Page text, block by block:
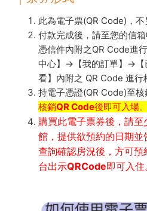
此為電子票(QR Code)，不
付款完成後，請至您的信
憑信件內附之QR Code進
中心】→【我的訂單】→【
看】內附之 QR Code 進行
持電子憑證(QR Code)至核
核銷QR Code後即可入場。
購買此電子票券後，請
館，提供欲預約的日期
查詢確認房況後，方可
台出示QRCode即可入住